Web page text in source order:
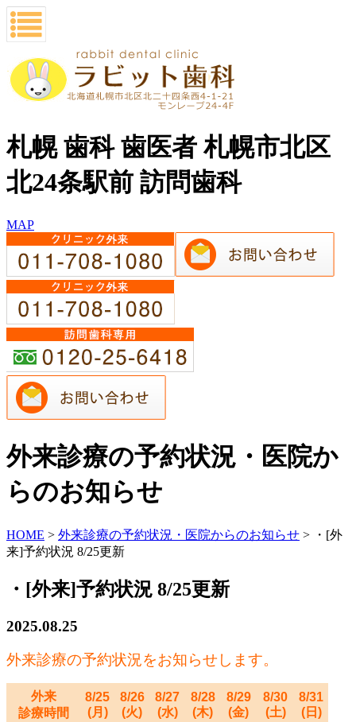
札幌 歯科 歯医者 札幌市北区
北24条駅前 訪問歯科
MAP
外来診療の予約状況・医院か
らのお知らせ
HOME > 外来診療の予約状況・医院からのお知らせ >
・[外
来]予約状況 8/25更新
・[外来]予約状況 8/25更新
2025.08.25
外来診療の予約状況をお知らせします。
外来
診療時間
8/25
(月)
8/26
(火)
8/27
(水)
8/28
(木)
8/29
(金)
8/30
(土)
8/31
(日)